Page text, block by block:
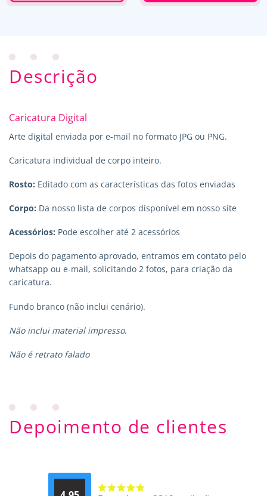
Descrição
Caricatura Digital
Arte digital enviada por e-mail no formato JPG ou PNG.
Caricatura individual de corpo inteiro.
Rosto: Editado com as características das fotos enviadas
Corpo: Da nosso lista de corpos disponível em nosso site
Acessórios: Pode escolher até 2 acessórios
Depois do pagamento aprovado, entramos em contato pelo
whatsapp ou e-mail, solicitando 2 fotos, para criação da
caricatura.
Fundo branco (não inclui cenário).
Não inclui material impresso.
Não é retrato falado
Depoimento de clientes